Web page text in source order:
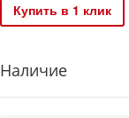
Купить в 1 клик
Наличие